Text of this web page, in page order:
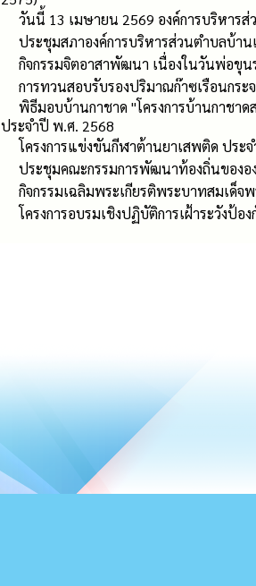
วันนี้ 13 เมษายน 2569 องค์การบริหาร
ประชุมสภาองค์การบริหารส่วนตำบลบ้าน
กิจกรรมจิตอาสาพัฒนา เนื่องในวันพ่อขุ
การทวนสอบรับรองปริมาณก๊าซเรือนกระ
พิธีมอบบ้านกาชาด "โครงการบ้านกาชา
ประจำปี พ.ศ. 2568
โครงการแข่งขันกีฬาต้านยาเสพติด ประ
ประชุมคณะกรรมการพัฒนาท้องถิ่นของอ
กิจกรรมเฉลิมพระเกียรติพระบาทสมเด็
โครงการอบรมเชิงปฏิบัติการเฝ้าระวังป้